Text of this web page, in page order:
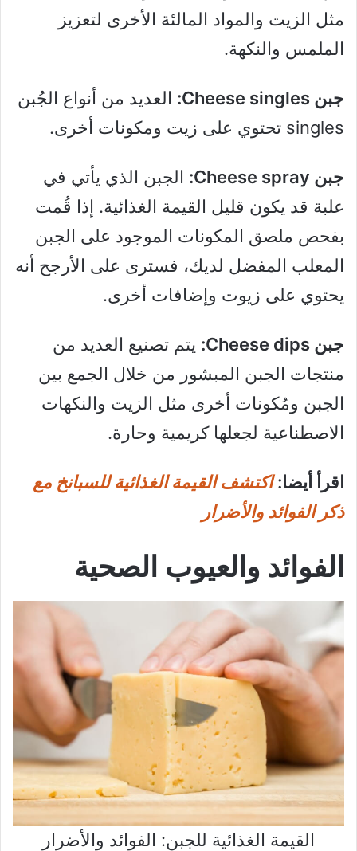
مثل الزيت والمواد المالئة الأخرى لتعزيز
الملمس والنكهة.
جبن Cheese singles:
العديد من أنواع الجُبن
singles تحتوي على زيت ومكونات أخرى.
جبن Cheese spray:
الجبن الذي يأتي في
علبة قد يكون قليل القيمة الغذائية. إذا قُمت
بفحص ملصق المكونات الموجود على الجبن
المعلب المفضل لديك، فسترى على الأرجح أنه
يحتوي على زيوت وإضافات أخرى.
جبن Cheese dips:
يتم تصنيع العديد من
منتجات الجبن المبشور من خلال الجمع بين
الجبن ومُكونات أخرى مثل الزيت والنكهات
الاصطناعية لجعلها كريمية وحارة.
اقرأ أيضا: اكتشف القيمة الغذائية للسبانخ مع
ذكر الفوائد والأضرار
الفوائد والعيوب الصحية
القيمة الغذائية للجبن: الفوائد والأضرار